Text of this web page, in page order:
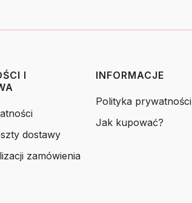
I
dostawy
zamówienia
INFORMACJE
Polityka prywatności
Jak kupować?